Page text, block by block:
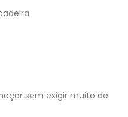
sem exigir muito de